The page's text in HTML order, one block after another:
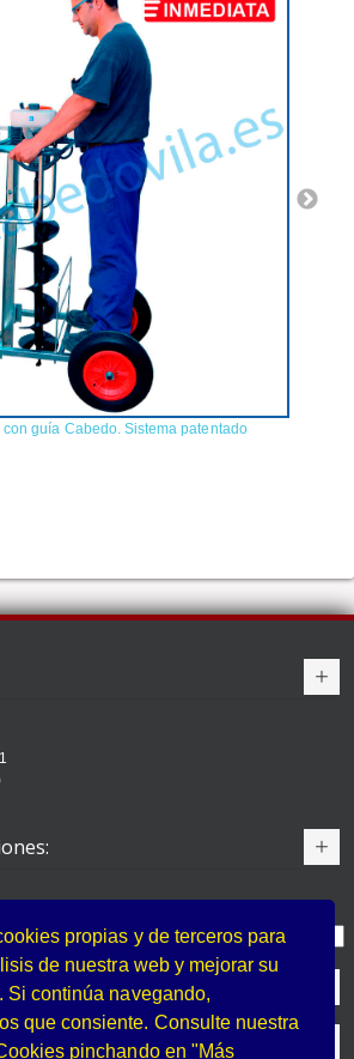
propias y de terceros para
de nuestra web y mejorar su
Si continúa navegando,
que consiente. Consulte nuestra
pinchando en "Más
guía Cabedo. Sistema patentado